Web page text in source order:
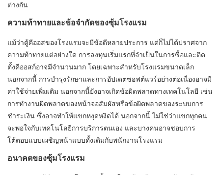
ต่างกัน
ความท้าทายและข้อจำกัดของซุ้มโรงแรม
แม้ว่าตู้คีออสของโรงแรมจะมีข้อดีหลายประการ แต่ก็ไม่ได้ปราศจาก
ความท้าทายแต่อย่างใด การลงทุนเริ่มแรกที่จำเป็นในการซื้อและติด
ตั้งคีออสก์อาจมีจำนวนมาก โดยเฉพาะสำหรับโรงแรมขนาดเล็ก
นอกจากนี้ การบำรุงรักษาและการอัปเดตซอฟต์แวร์อย่างต่อเนื่องอาจมี
ค่าใช้จ่ายเพิ่มเติม นอกจากนี้ยังอาจเกิดข้อผิดพลาดทางเทคโนโลยี เช่น
การทำงานผิดพลาดของหน้าจอสัมผัสหรือข้อผิดพลาดของระบบการ
ชำระเงิน ซึ่งอาจทำให้แขกหงุดหงิดได้ นอกจากนี้ ไม่ใช่ว่าแขกทุกคน
จะพอใจกับเทคโนโลยีการบริการตนเอง และบางคนอาจชอบการ
โต้ตอบแบบเผชิญหน้าแบบดั้งเดิมกับพนักงานโรงแรม
อนาคตของซุ้มโรงแรม